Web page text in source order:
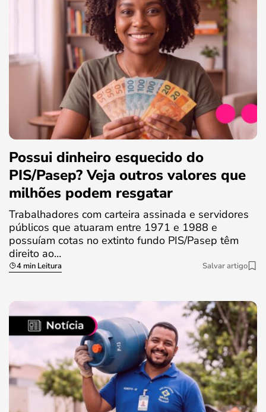
Possui dinheiro esquecido do
PIS/Pasep? Veja outros valores que
milhões podem resgatar
Trabalhadores com carteira assinada e servidores
públicos que atuaram entre 1971 e 1988 e
possuíam cotas no extinto fundo PIS/Pasep têm
direito ao…
4 min Leitura Salvar artigo